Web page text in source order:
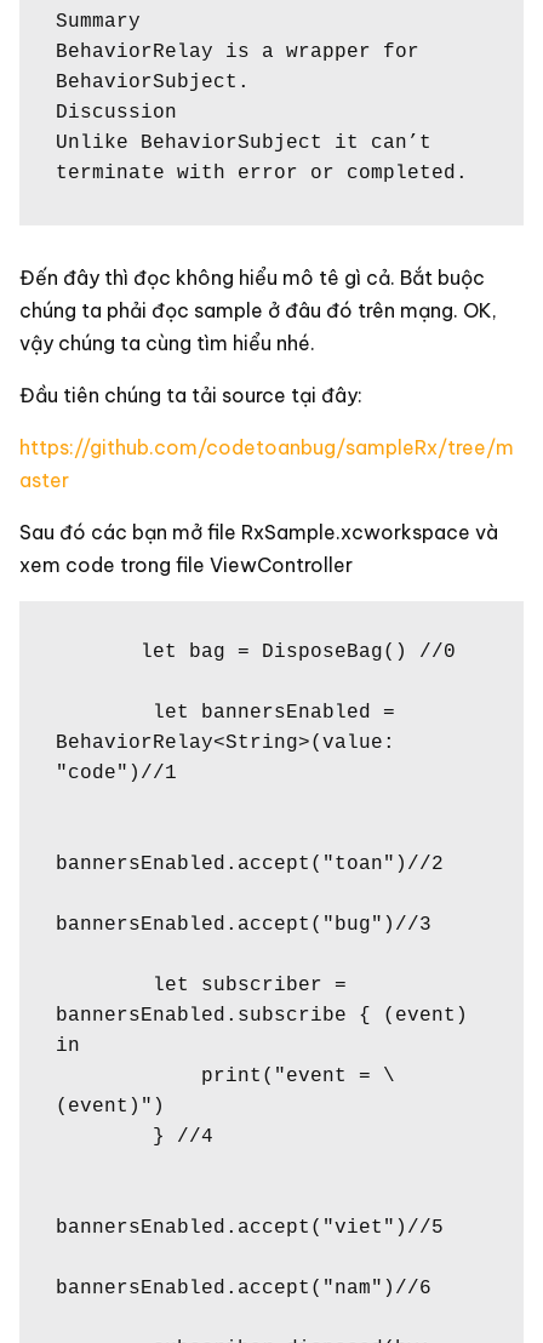
Summary
BehaviorRelay is a wrapper for
BehaviorSubject.
Discussion
Unlike BehaviorSubject it can’t
terminate with error or completed.
Đến đây thì đọc không hiểu mô tê gì cả. Bắt buộc
chúng ta phải đọc sample ở đâu đó trên mạng. OK,
vậy chúng ta cùng tìm hiểu nhé.
Đầu tiên chúng ta tải source tại đây:
https://github.com/codetoanbug/sampleRx/tree/m
aster
Sau đó các bạn mở file RxSample.xcworkspace và
xem code trong file ViewController
BehaviorRelay<String>(value:
"code")//1
bannersEnabled.accept("toan")//2
bannersEnabled.accept("bug")//3
bannersEnabled.subscribe { (event)
in
(event)")
bannersEnabled.accept("viet")//5
bannersEnabled.accept("nam")//6